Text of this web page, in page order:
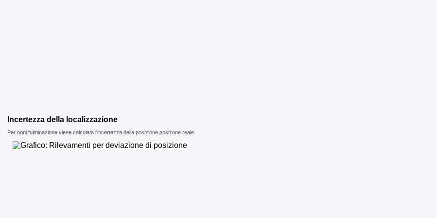
Incertezza della localizzazione
Per ogni fulminazione viene calcolata l'incertezza della posizione posizone reale.